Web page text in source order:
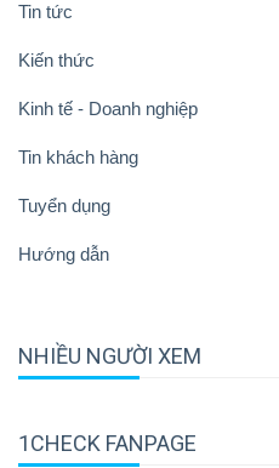
Tin tức
Kiến thức
Kinh tế - Doanh nghiệp
Tin khách hàng
Tuyển dụng
Hướng dẫn
NHIỀU NGƯỜI XEM
1CHECK FANPAGE